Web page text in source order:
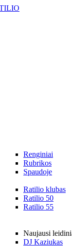
Renginiai
Rubrikos
Spaudoje
Ratilio klubas
Ratilio 50
Ratilio 55
Naujausi
DJ Kaziukas